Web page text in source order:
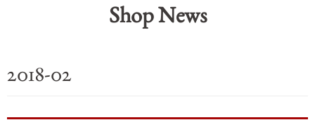
Shop News
2018-02